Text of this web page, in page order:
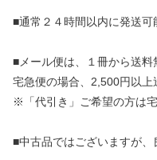
■通常２４時間以内に発送可
■メール便は、１冊から送料
宅急便の場合、2,500円以上
※「代引き」ご希望の方は
■中古品ではございますが、